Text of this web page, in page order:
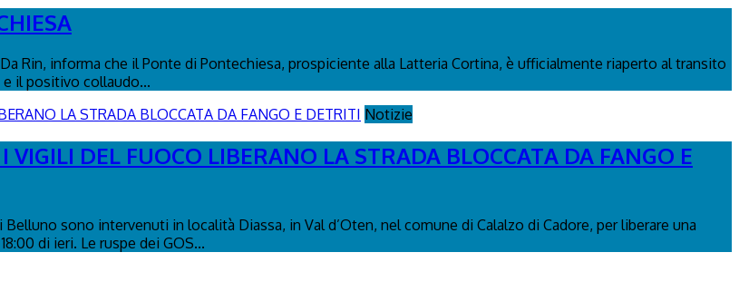
Rin, informa che il Ponte di Pontechiesa, prospiciente alla Latteria Cortina, è ufficialmente riaperto al transito
il positivo collaudo...
Notizie
DEL FUOCO LIBERANO LA STRADA BLOCCATA DA FANGO E
sono intervenuti in località Diassa, in Val d’Oten, nel comune di Calalzo di Cadore, per liberare una
di ieri. Le ruspe dei GOS...